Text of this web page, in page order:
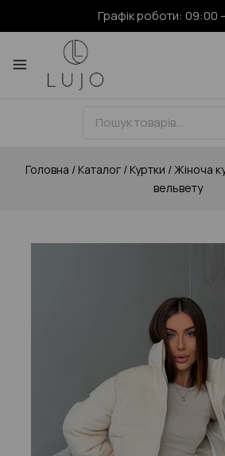
Графік роботи: 09:00
Головна / Каталог / Куртки /Жіноча
вельвету